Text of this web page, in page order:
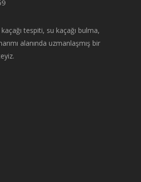
kaçağı tespiti, su kaçağı bulma,
alanında uzmanlaşmış bir